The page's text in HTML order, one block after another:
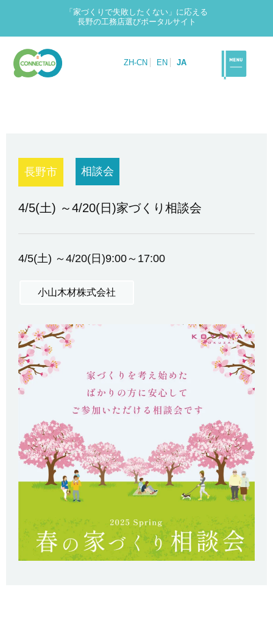
「家づくりで失敗したくない」に応える
長野の工務店選びポータルサイト
ZH-CN EN JA
長野市 相談会
4/5(土) ～4/20(日)家づくり相談会
4/5(土) ～4/20(日)9:00～17:00
小山木材株式会社